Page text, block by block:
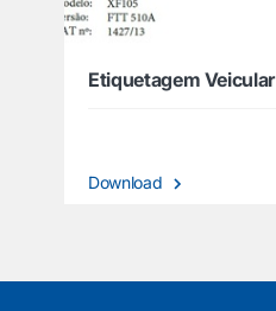
Etiquetagem Veicular
Download